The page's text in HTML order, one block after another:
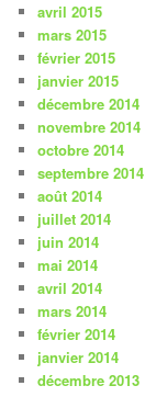
avril 2015
mars 2015
février 2015
janvier 2015
décembre 2014
novembre 2014
octobre 2014
septembre 2014
août 2014
juillet 2014
juin 2014
mai 2014
avril 2014
mars 2014
février 2014
janvier 2014
décembre 2013